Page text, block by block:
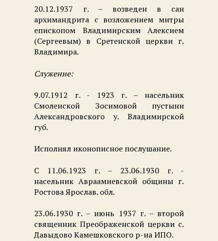
20.12.1937 г. – возведен в сан
архимандрита с возложением митры
епископом Владимирским Алексием
(Сергеевым) в Сретенской церкви г.
Владимира.
Служение:
9.07.1912 г. - 1923 г. – насельник
Смоленской Зосимовой пустыни
Александровского у. Владимирской
губ.
Исполнял иконописное послушание.
С 11.06.1923 г. – 23.06.1930 г. -
насельник Авраамиевской общины г.
Ростова Ярослав. обл.
23.06.1930 г. – июнь 1937 г. – второй
священник Преображенской церкви с.
Давыдово Камешковского р-на ИПО.